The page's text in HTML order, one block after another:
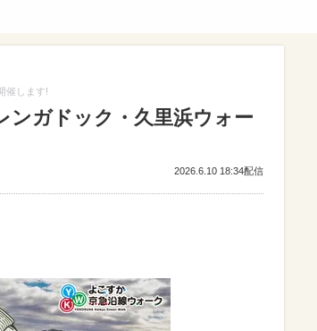
催します!
ンガドック・久里浜ウォー
2026.6.10 18:34配信